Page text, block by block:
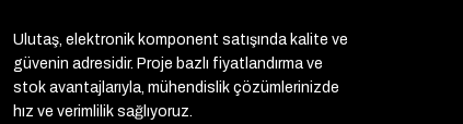
Ulutaş, elektronik komponent satışında kalite ve
güvenin adresidir. Proje bazlı fiyatlandırma ve
stok avantajlarıyla, mühendislik çözümlerinizde
hız ve verimlilik sağlıyoruz.